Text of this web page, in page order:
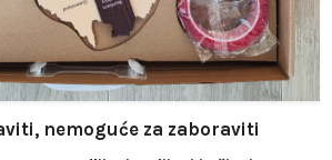
nemoguće za zaboraviti